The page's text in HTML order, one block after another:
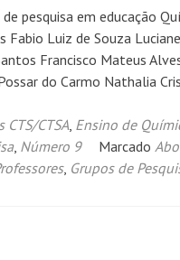
pesquisa em educação
Fabio Luiz de Souza
Francisco Mateus
do Carmo Nathalia
CTSA, Ensino de
, Número 9 Marcado
, Grupos de